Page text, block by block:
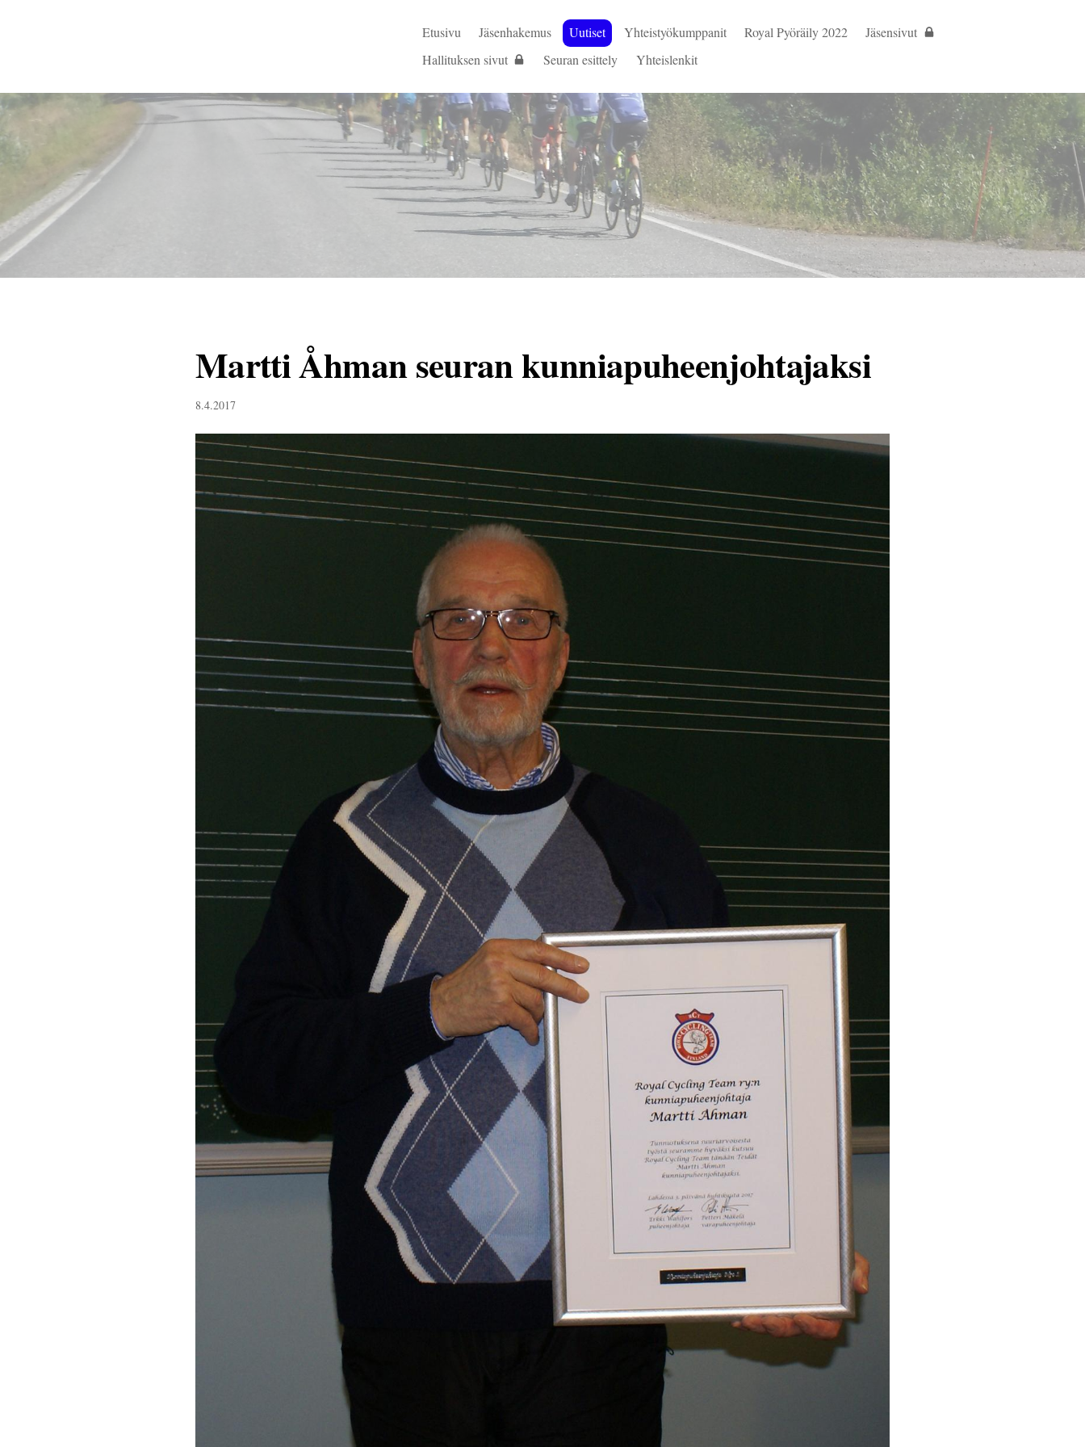
Etusivu Jäsenhakemus Uutiset Yhteistyökumppanit Royal Pyöräily 2022
Jäsensivut
Hallituksen sivut
Seuran esittely Yhteislenkit
Martti Åhman seuran kunniapuheenjohtajaksi
8.4.2017